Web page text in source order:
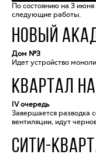
По состоянию на 3 июня
следующие работы.
НОВЫЙ
Дом №3
Идет устройство
КВАРТАЛ
IV очередь
Завершается разводка
вентиляции, идут
СИТИ-